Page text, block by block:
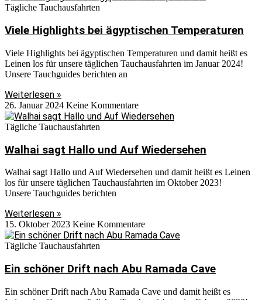
Tägliche Tauchausfahrten
Viele Highlights bei ägyptischen Temperaturen
Viele Highlights bei ägyptischen Temperaturen und damit heißt es
Leinen los für unsere täglichen Tauchausfahrten im Januar 2024!
Unsere Tauchguides berichten an
Weiterlesen »
26. Januar 2024 Keine Kommentare
Tägliche Tauchausfahrten
Walhai sagt Hallo und Auf Wiedersehen
Walhai sagt Hallo und Auf Wiedersehen und damit heißt es Leinen
los für unsere täglichen Tauchausfahrten im Oktober 2023!
Unsere Tauchguides berichten
Weiterlesen »
15. Oktober 2023 Keine Kommentare
Tägliche Tauchausfahrten
Ein schöner Drift nach Abu Ramada Cave
Ein schöner Drift nach Abu Ramada Cave und damit heißt es